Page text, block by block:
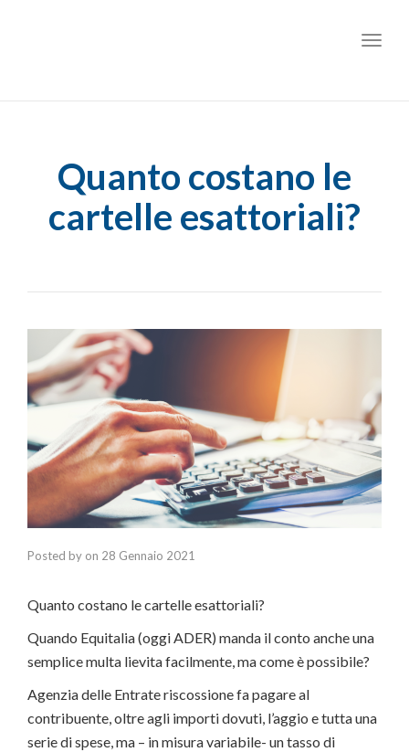
Quanto costano le
cartelle esattoriali?
Posted by on 28 Gennaio 2021
Quanto costano le cartelle esattoriali?
Quando Equitalia (oggi ADER) manda il conto anche una
semplice multa lievita facilmente, ma come è possibile?
Agenzia delle Entrate riscossione fa pagare al
contribuente, oltre agli importi dovuti, l’aggio e tutta una
serie di spese, ma – in misura variabile- un tasso di